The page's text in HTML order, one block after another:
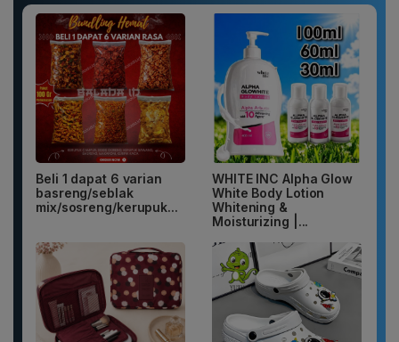
Beli 1 dapat 6 varian
basreng/seblak
mix/sosreng/kerupuk...
WHITE INC Alpha Glow
White Body Lotion
Whitening &
Moisturizing |...